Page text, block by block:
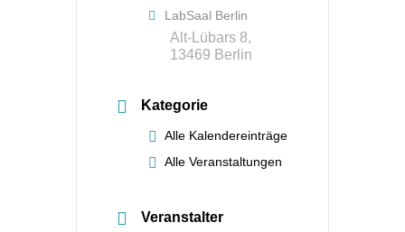
LabSaal Berlin
Alt-Lübars 8,
13469 Berlin
Kategorie
Alle Kalendereinträge
Alle Veranstaltungen
Veranstalter